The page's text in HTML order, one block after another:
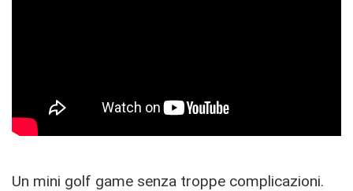
Un mini golf game senza troppe complicazioni.